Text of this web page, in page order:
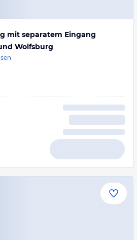
mit separatem Eingang
Wolfsburg